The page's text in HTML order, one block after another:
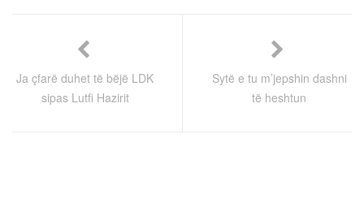
Ja çfarë duhet të bëjë LDK
sipas Lutfi Hazirit
Sytë e tu m’jepshin dashni
të heshtun